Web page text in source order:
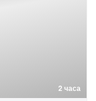
2 часа